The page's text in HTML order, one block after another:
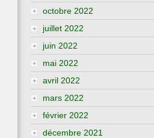
octobre 2022
juillet 2022
juin 2022
mai 2022
avril 2022
mars 2022
février 2022
décembre 2021